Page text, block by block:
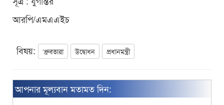
আরপি/এমএএইচ
বিষয়: ‘ধ্রুবতারা উদ্বোধন প্রধানমন্ত্রী
আপনার মূল্যবান মতামত দিন: